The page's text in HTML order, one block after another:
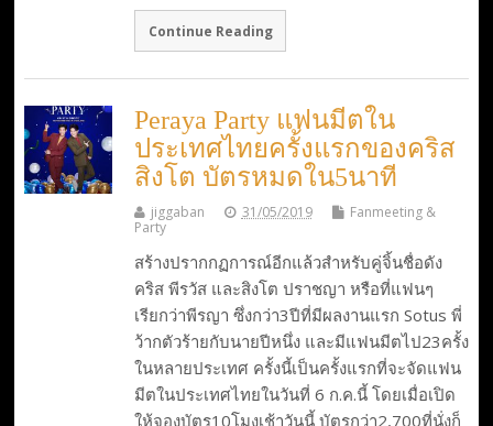
Continue Reading
Peraya Party แฟนมีตใน
ประเทศไทยครั้งแรกของคริส
สิงโต บัตรหมดใน5นาที
jiggaban 31/05/2019
Fanmeeting &
Party
สร้างปรากกฏการณ์อีกแล้วสำหรับคู่จิ้นชื่อดัง
คริส พีรวัส และสิงโต ปราชญา หรือที่แฟนๆ
เรียกว่าพีรญา ซึ่งกว่า3ปีที่มีผลงานแรก Sotus พี่
ว้ากตัวร้ายกับนายปีหนึ่ง และมีแฟนมีตไป23ครั้ง
ในหลายประเทศ ครั้งนี้เป็นครั้งแรกที่จะจัดแฟน
มีตในประเทศไทยในวันที่ 6 ก.ค.นี้ โดยเมื่อเปิด
ให้จองบัตร10โมงเช้าวันนี้ บัตรกว่า2,700ที่นั่งก็